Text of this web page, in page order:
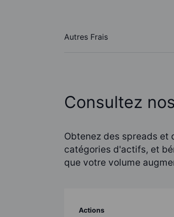
Autres Frais
Consultez
Obtenez des spreads
catégories d'actifs, et
que votre volume
Actions